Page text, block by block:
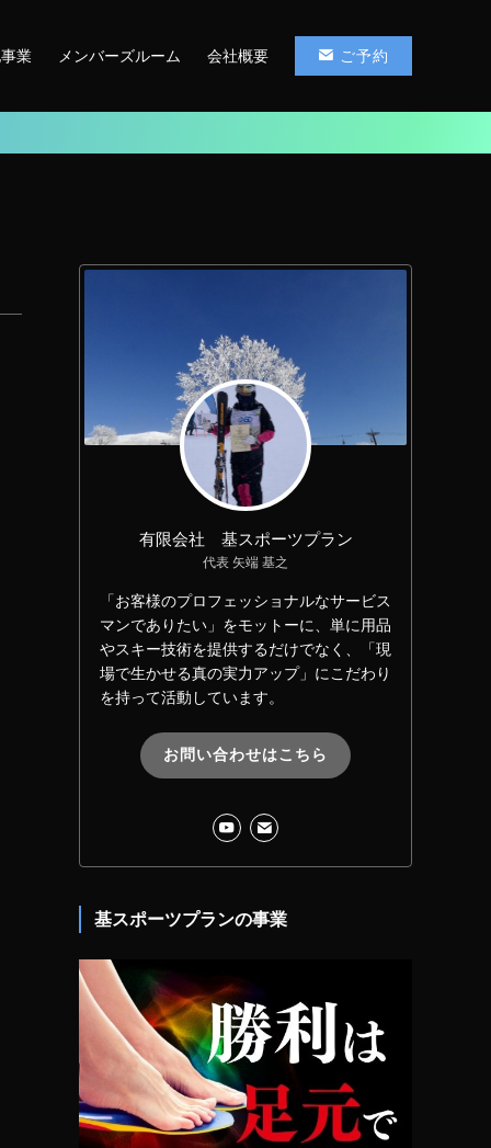
業 メンバーズルーム 会社概要 ご予約
有限会社 基スポーツプラン
代表 矢端 基之
「お客様のプロフェッショナルなサービス
マンでありたい」をモットーに、単に用品
やスキー技術を提供するだけでなく、「現
場で生かせる真の実力アップ」にこだわり
を持って活動しています。
お問い合わせはこちら
基スポーツプランの事業